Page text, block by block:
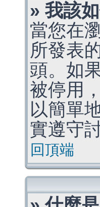
» 我該
當您在
所發表
頭。如
被停用
以簡單
實遵守
回頂端